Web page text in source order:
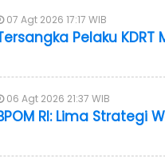
07 Agt 2026 17:17 WIB
Pelaku KDRT
06 Agt 2026 21:37 WIB
RI: Lima Strategi